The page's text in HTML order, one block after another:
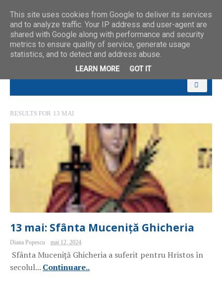
RESULTS FOR 13 MAI
13 mai: Sfânta Muceniță Ghicheria
Diana Popescu mai 12, 2024
Sfânta Muceniță Ghicheria a suferit pentru Hristos în
secolul... Continuare..
This site uses cookies from Google to deliver its services
and to analyze traffic. Your IP address and user-agent are
shared with Google along with performance and security
metrics to ensure quality of service, generate usage
statistics, and to detect and address abuse.
LEARN MORE GOT IT